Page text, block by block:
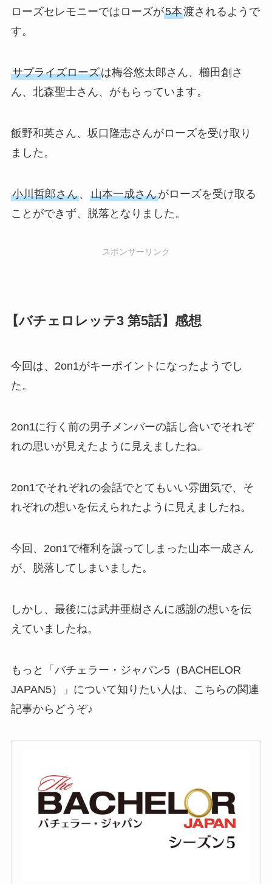
ローズセレモニーではローズが5本渡されるようで
す。
サプライズローズは梅谷悠太郎さん、櫛田創さ
ん、北森聖士さん、がもらっています。
飯野和英さん、坂口隆志さんがローズを受け取り
ました。
小川哲郎さん、 山本一成さんがローズを受け取る
ことができず、脱落となりました。
スポンサーリンク
【バチェロレッテ3 第5話】感想
今回は、2on1がキーポイントになったようでし
た。
2on1に行く前の男子メンバーの話し合いでそれぞ
れの思いが見えたように見えましたね。
2on1でそれぞれの会話でとてもいい雰囲気で、そ
れぞれの想いを伝えられたように見えましたね。
今回、2on1で権利を譲ってしまった山本一成さん
が、脱落してしまいました。
しかし、最後には武井亜樹さんに感謝の想いを伝
えていましたね。
もっと「バチェラー・ジャパン5（BACHELOR
JAPAN5）」について知りたい人は、こちらの関連
記事からどうぞ♪